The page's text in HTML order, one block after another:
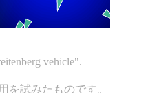
vehicle".
を試みたものです。